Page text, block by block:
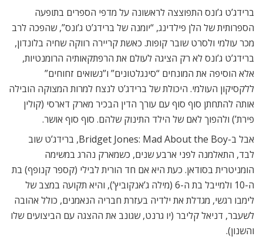
ברידג’ט ג’ונס התפוצצה לראשונה על מדפי הספרים בתופעה
הספרותית של הלן פילדינג, “יומנה של ברידג’ט ג’ונס”, שהפכה לרב
מכר עולמי ולסרט שובר קופות. כאשת קריירה רווקה שחיה בלונדון,
ברידג’ט ג’ונס לא רק הציגה לעולם את הרפתקאותיה הרומנטיות,
אלא הוסיפה את המונחים “סינגלטונים” ו”נשואים זחוחים”
ללקסיקון העולמי. היכולת של ברידג’ט לנצח למרות המצוקה הובילה
אותה להתחתן סוף סוף עם עורך הדין הבכיר מארק דארסי (קולין
פירת’) ולהפוך לאם של הילד התינוק שלהם. סוף סוף אושר.
אבל ב-Bridget Jones: Mad About the Boy, ברידג’ט שוב
לבד, התאלמנה לפני ארבע שנים, כשמארק נהרג במשימה
הומניטרית בסודאן. כעת היא אם חד הורית לבילי (קספר קנופף) בת
ה-10 ולמייבל בת ה-6 (מילה ג’אנקוביץ’), והיא תקועה במצב של
לימבו רגשי, מגדלת את ילדיה בעזרת חבריה הנאמנים, כולל אהובה
לשעבר, דניאל קליבר (יו גרנט, שגונב את ההצגה עם הביצועים שלו
והשנון).